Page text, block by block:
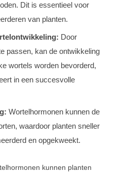
Dit is essentieel voor
van planten.
Door
passen, kan de ontwikkeling
wortels worden bevorderd,
in een succesvolle
Wortelhormonen kunnen de
waardoor planten sneller
en opgekweekt.
kunnen planten